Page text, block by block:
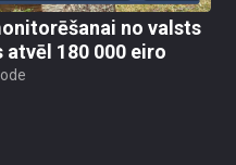
no valsts
atvēl 180 000 eiro